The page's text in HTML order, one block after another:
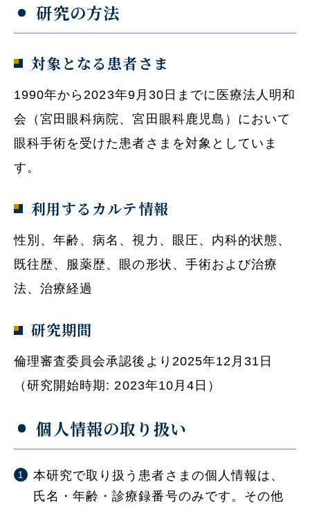
研究の方法
対象となる患者さま
1990年から2023年9月30日までに医療法人明和
会（宮田眼科病院、宮田眼科鹿児島）において
眼科手術を受けた患者さまを対象としていま
す。
利用するカルテ情報
性別、年齢、病名、視力、眼圧、内科的状態、
既往歴、服薬歴、眼の形状、手術および治療
法、治療経過
研究期間
倫理審査委員会承認後より2025年12月31日
（研究開始時期: 2023年10月4日）
個人情報の取り扱い
本研究で取り扱う患者さまの個人情報は、
氏名・年齢・診療録番号のみです。その他